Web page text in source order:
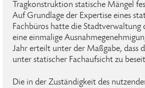
Tragkonstruktion statische Mängel
Auf Grundlage der Expertise eines
Fachbüros hatte die Stadtverwaltung
eine einmalige
Jahr erteilt unter der Maßgabe, dass
unter statischer Fachaufsicht zu
Die in der Zuständigkeit des